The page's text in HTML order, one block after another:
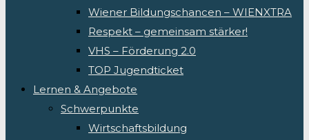
Wiener Bildungschancen – WIENXTRA
Respekt – gemeinsam stärker!
VHS – Förderung 2.0
TOP Jugendticket
Lernen & Angebote
Schwerpunkte
Wirtschaftsbildung